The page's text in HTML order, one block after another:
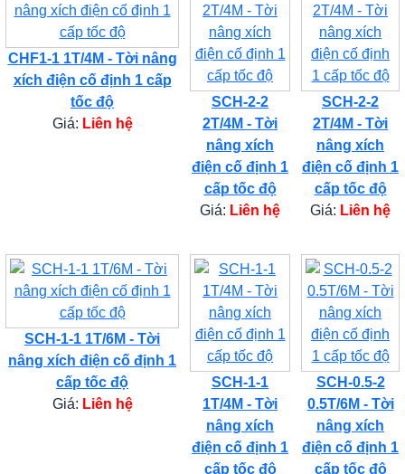
CHF1-1 1T/4M - Tời nâng
xích điện cố định 1 cấp
tốc độ
Giá: Liên hệ
SCH-2-2
2T/4M - Tời
nâng xích
điện cố định 1
cấp tốc độ
Giá: Liên hệ
SCH-2-2
2T/4M - Tời
nâng xích
điện cố định 1
cấp tốc độ
Giá: Liên hệ
SCH-1-1 1T/6M - Tời
nâng xích điện cố định 1
cấp tốc độ
Giá: Liên hệ
SCH-1-1
1T/4M - Tời
nâng xích
điện cố định 1
cấp tốc độ
SCH-0.5-2
0.5T/6M - Tời
nâng xích
điện cố định 1
cấp tốc độ